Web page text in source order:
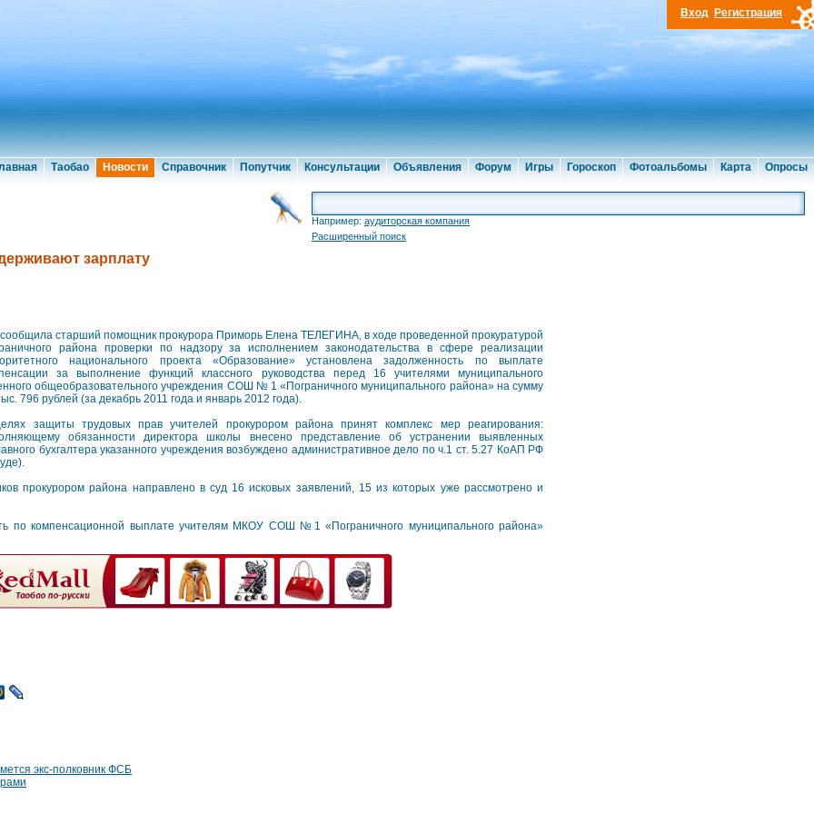
Таобао Новости Справочник Попутчик Консультации Объявления Форум Игры Гороскоп Фотоальбомы Карта Опросы
Вход Регистрация
Например: аудиторская компания
Расширенный поиск
зарплату
старший помощник прокурора Приморь Елена ТЕЛЕГИНА, в ходе проведенной прокуратурой
района проверки по надзору за исполнением законодательства в сфере реализации
национального проекта «Образование» установлена задолженность по выплате
за выполнение функций классного руководства перед 16 учителями муниципального
общеобразовательного учреждения СОШ № 1 «Пограничного муниципального района» на сумму
796 рублей (за декабрь 2011 года и январь 2012 года).
защиты трудовых прав учителей прокурором района принят комплекс мер реагирования:
обязанности директора школы внесено представление об устранении выявленных
бухгалтера указанного учреждения возбуждено административное дело по ч.1 ст. 5.27 КоАП РФ
прокурором района направлено в суд 16 исковых заявлений, 15 из которых уже рассмотрено и
по компенсационной выплате учителям МКОУ СОШ №1 «Пограничного муниципального района»
экс-полковник ФСБ